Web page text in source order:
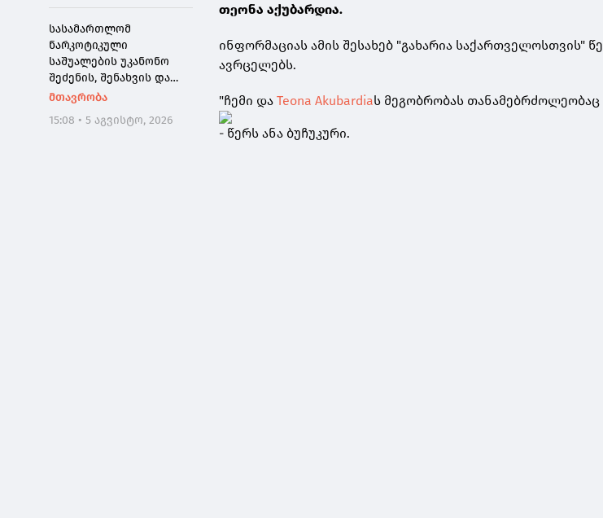
საშიში ხორცის
რეალიზაციის
მცდელობა აღიკვეთა
სასამართლომ
ნარკოტიკული
საშუალების უკანონო
შეძენის, შენახვის და
რეალიზაციის ფაქტებზე
პატიმრობა მიუსაჯა
მთავრობა
15:08 • 5 აგვისტო, 2026
თეონა აქუბარდია.
ინფორმაციას ამის შესახებ "გახარია საქართველოსთვის"
ავრცელებს.
"ჩემი დაTeona Akubardiaს მეგობრობას თანამებრძოლეობაც
- წერს ანა ბუჩუკური.